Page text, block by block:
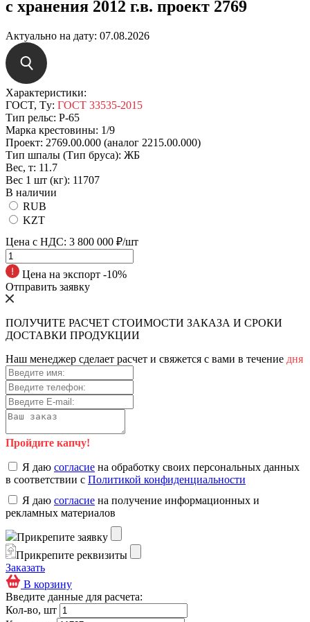
с хранения 2012 г.в. проект 2769
Актуально на дату: 07.08.2026
Характеристики:
ГOCT, Tу: ГОСТ 33535-2015
Tип peльc: Р-65
Mapкa кpecтoвины: 1/9
Проект: 2769.00.000 (аналог 2215.00.000)
Тип шпалы (Тип бруса): ЖБ
Вес, т: 11.7
Вес 1 шт (кг): 11707
В наличии
RUB
KZT
Цена с НДС: 3 800 000 ₽/шт
Цена на экспорт -10%
Отправить заявку
ПОЛУЧИТЕ РАСЧЕТ СТОИМОСТИ ЗАКАЗА И СРОКИ
ДОСТАВКИ ПРОДУКЦИИ
Наш менеджер сделает расчет и свяжется с вами в течение дня
Пройдите капчу!
Я даю согласие на обработку своих персональных данных
в соответствии с Политикой конфиденциальности
Я даю согласие на получение информационных и
рекламных материалов
Прикрепите заявку
Прикрепите реквизиты
Заказать
В корзину
Введите данные для расчета:
Кол-во, шт